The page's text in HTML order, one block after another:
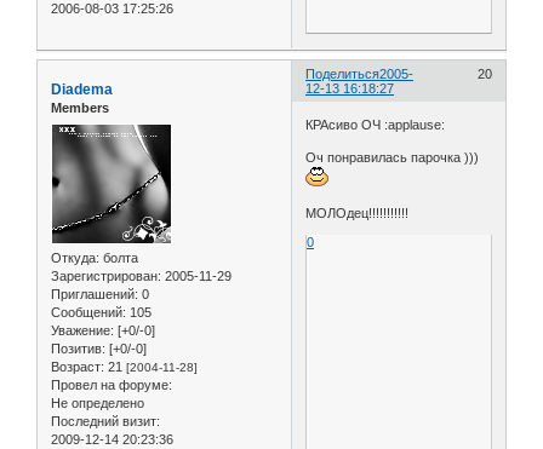
2006-08-03 17:25:26
Поделиться 20
2005-
12-13 16:18:27
Diadema
Members
Откуда: болта
Зарегистрирован: 2005-11-29
Приглашений: 0
Сообщений: 105
Уважение: [+0/-0]
Позитив: [+0/-0]
Возраст: 21 [2004-11-28]
Провел на форуме:
Не определено
Последний визит:
2009-12-14 20:23:36
КРАсиво ОЧ :applause:
Оч понравилась парочка )))
МОЛОдец!!!!!!!!!!!
0